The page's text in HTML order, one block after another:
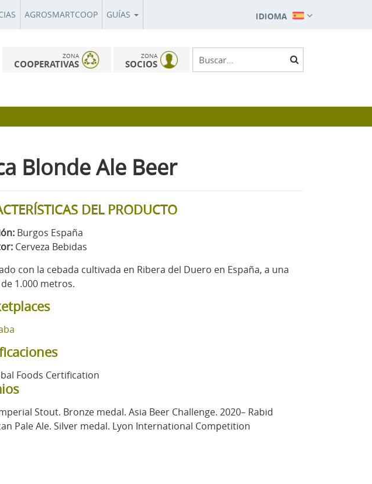
AGROSMARTCOOP GUÍAS IDIOMA
ZONA
COOPERATIVAS
ZONA
SOCIOS
Blonde Ale Beer
DEL PRODUCTO
Burgos España
Cerveza Bebidas
con la cebada cultivada en Ribera del Duero en España, a una
1.000 metros.
Foods Certification
Stout. Bronze medal. Asia Beer Challenge. 2020– Rabid
Pale Ale. Silver medal. Lyon International Competition